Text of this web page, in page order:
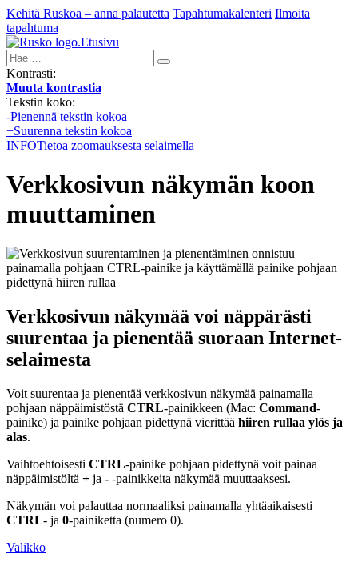
Kehitä Ruskoa – anna palautetta Tapahtumakalenteri Ilmoita
tapahtuma
Etusivu
Hae:
Kontrasti:
Muuta kontrastia
Tekstin koko:
-Pienennä tekstin kokoa
+Suurenna tekstin kokoa
INFOTietoa zoomauksesta selaimella
Verkkosivun näkymän koon
muuttaminen
Verkkosivun näkymää voi näppärästi
suurentaa ja pienentää suoraan Internet-
selaimesta
Voit suurentaa ja pienentää verkkosivun näkymää painamalla
pohjaan näppäimistöstä CTRL-painikkeen (Mac: Command-
painike) ja painike pohjaan pidettynä vierittää hiiren rullaa ylös ja
alas.
Vaihtoehtoisesti CTRL-painike pohjaan pidettynä voit painaa
näppäimistöltä + ja - -painikkeita näkymää muuttaaksesi.
Näkymän voi palauttaa normaaliksi painamalla yhtäaikaisesti
CTRL- ja 0-painiketta (numero 0).
Valikko